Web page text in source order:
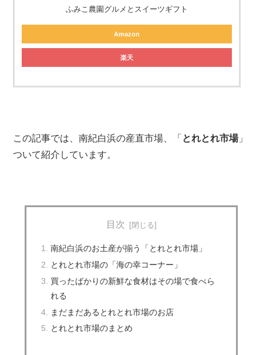
ふみこ農園グルメとスイーツギフト
Amazon
楽天
この記事では、南紀白浜の産直市場、「 とれとれ市場」
ついて紹介しています。
目次
南紀白浜のお土産が揃う「とれとれ市場」
とれとれ市場の「海の幸コーナー」
買ったばかりの新鮮な食材はその場で食べら
れる
まだまだあるとれとれ市場のお店
とれとれ市場のまとめ